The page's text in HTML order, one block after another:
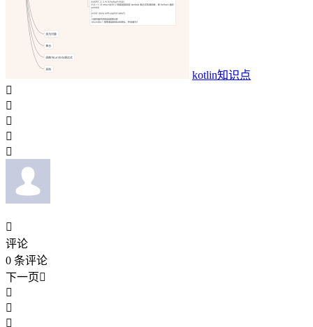
kotlin知识点






评论
0 条评论
下一页


